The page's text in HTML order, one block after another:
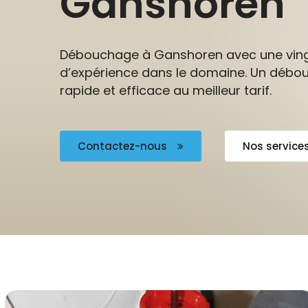
Débouchage à Ganshoren avec une
d’expérience dans le domaine. Un
rapide et efficace au meilleur tarif.
Contactez-nous Nos